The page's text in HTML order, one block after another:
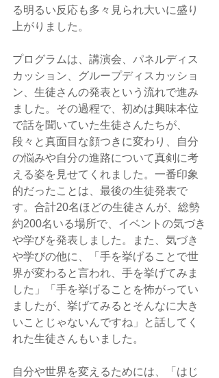
る明るい反応も多々見られ大いに盛り
上がりました。
プログラムは、講演会、パネルディス
カッション、グループディスカッショ
ン、生徒さんの発表という流れで進み
ました。その過程で、初めは興味本位
で話を聞いていた生徒さんたちが、
段々と真面目な顔つきに変わり、自分
の悩みや自分の進路について真剣に考
える姿を見せてくれました。一番印象
的だったことは、最後の生徒発表で
す。合計20名ほどの生徒さんが、総勢
約200名いる場所で、イベントの気づき
や学びを発表しました。また、気づき
や学びの他に、「手を挙げることで世
界が変わると言われ、手を挙げてみま
した」「手を挙げることを怖がってい
ましたが、挙げてみるとそんなに大き
いことじゃないんですね」と話してく
れた生徒さんもいました。
自分や世界を変えるためには、「はじ